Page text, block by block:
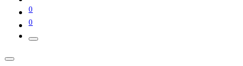
0
0